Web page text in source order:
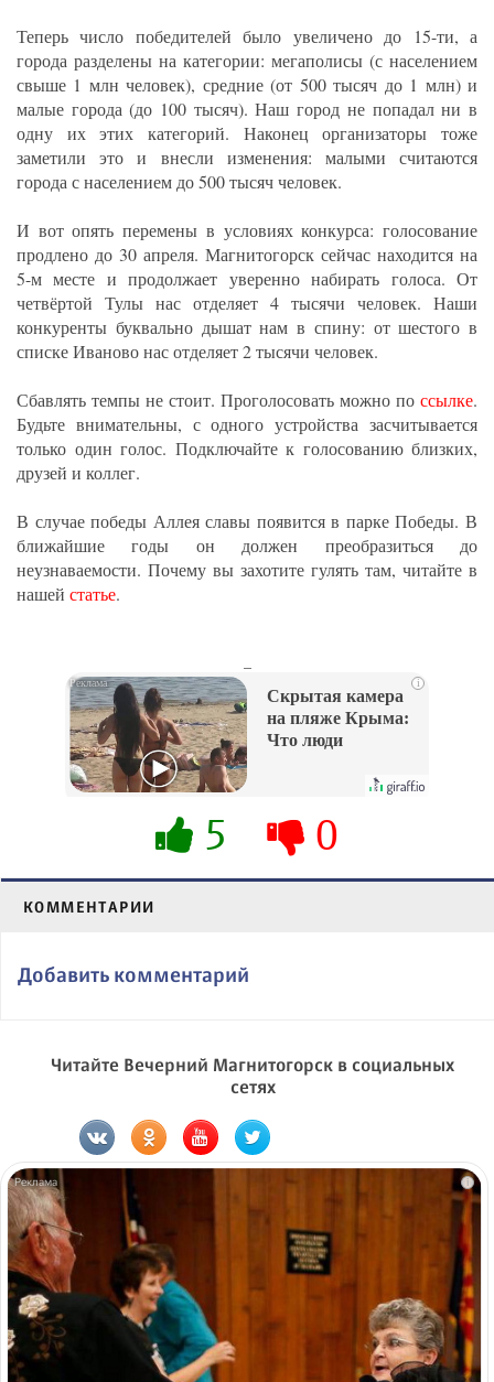
Теперь число победителей было увеличено до 15-ти, а
города разделены на категории: мегаполисы (с населением
свыше 1 млн человек), средние (от 500 тысяч до 1 млн) и
малые города (до 100 тысяч). Наш город не попадал ни в
одну их этих категорий. Наконец организаторы тоже
заметили это и внесли изменения: малыми считаются
города с населением до 500 тысяч человек.
И вот опять перемены в условиях конкурса: голосование
продлено до 30 апреля. Магнитогорск сейчас находится на
5-м месте и продолжает уверенно набирать голоса. От
четвёртой Тулы нас отделяет 4 тысячи человек. Наши
конкуренты буквально дышат нам в спину: от шестого в
списке Иваново нас отделяет 2 тысячи человек.
Сбавлять темпы не стоит. Проголосовать можно по ссылке.
Будьте внимательны, с одного устройства засчитывается
только один голос. Подключайте к голосованию близких,
друзей и коллег.
В случае победы Аллея славы появится в парке Победы. В
ближайшие годы он должен преобразиться до
неузнаваемости. Почему вы захотите гулять там, читайте в
нашей статье.
i
Скрытая камера
на пляже Крыма:
Что люди
их не видят...
5 0
КОММЕНТАРИИ
Добавить комментарий
Читайте Вечерний Магнитогорск в социальных
сетях
i